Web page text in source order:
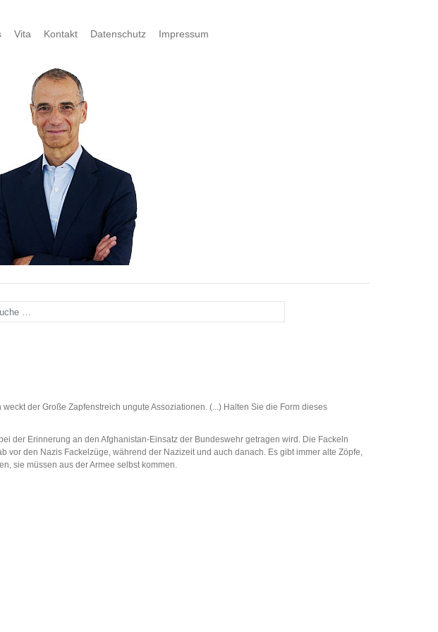
Vita Kontakt Datenschutz Impressum
der Große Zapfenstreich ungute Assoziationen. (...) Halten Sie die Form dieses
der Erinnerung an den Afghanistan-Einsatz der Bundeswehr getragen wird. Die Fackeln
den Nazis Fackelzüge, während der Nazizeit und auch danach. Es gibt immer alte Zöpfe,
sie müssen aus der Armee selbst kommen.